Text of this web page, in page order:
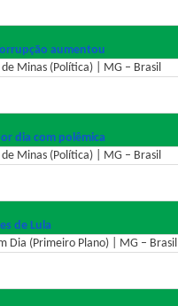
aumentou
Minas (Política) | MG – Brasil
dia com polêmica
Minas (Política) | MG – Brasil
de Lula
Dia (Primeiro Plano) | MG – Brasil